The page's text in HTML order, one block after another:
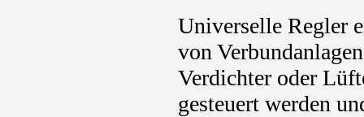
Universelle Regler
von
Verdichter oder
gesteuert werden